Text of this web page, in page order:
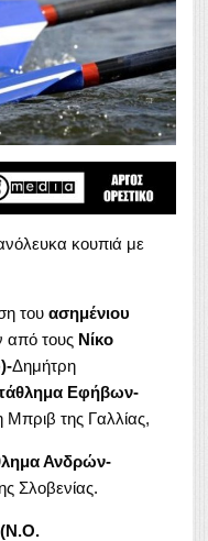
κουπιά με
του ασημένιου
από τους Νίκο
Δημήτρη
Εφήβων-
Μπριβ της Γαλλίας,
Ανδρών-
Σλοβενίας.
(Ν.Ο.